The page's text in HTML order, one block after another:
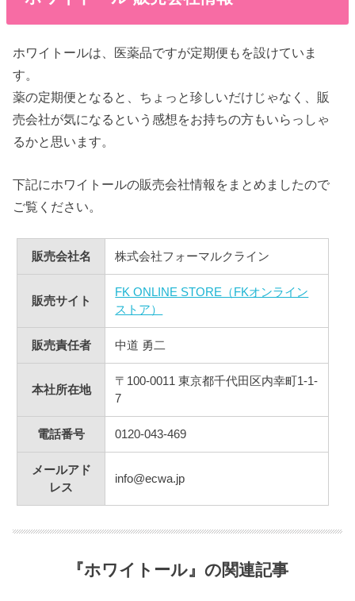
ホワイトールは、医薬品ですが定期便もを設けていま
す。
薬の定期便となると、ちょっと珍しいだけじゃなく、販
売会社が気になるという感想をお持ちの方もいらっしゃ
るかと思います。
下記にホワイトールの販売会社情報をまとめましたので
ご覧ください。
販売会社名 株式会社フォーマルクライン
販売サイト
FK ONLINE STORE（FKオンライン
ストア）
販売責任者 中道 勇二
本社所在地
〒100-0011 東京都千代田区内幸町1-1-
7
電話番号 0120-043-469
メールアド
レス
info@ecwa.jp
『ホワイトール』の関連記事